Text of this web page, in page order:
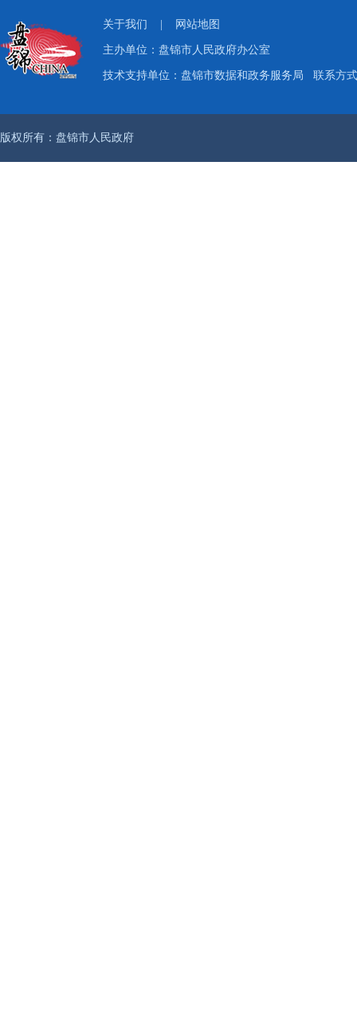
关于我们 网站地图
主办单位：盘锦市人民政府办公室
技术支持单位：盘锦市数据和政务服务局 联系方
版权所有：盘锦市人民政府